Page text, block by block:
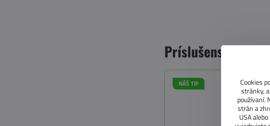
Príslušenstvo k
NÁŠ TIP
Cookies
stránky,
používaní.
strán a
USA